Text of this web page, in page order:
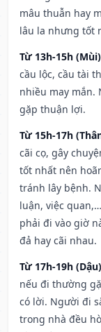
mâu thuẫn hay
lâu la nhưng tốt
Từ 13h-15h
cầu lộc, cầu tài
nhiều may mắn.
gặp thuận lợi.
Từ 15h-17h
cãi cọ, gây
tốt nhất nên
tránh lây bệnh.
luận, việc
phải đi vào giờ
đả hay cãi nhau.
Từ 17h-19h
nếu đi thường
có lời. Người đi
trong nhà đều